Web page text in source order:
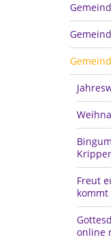
Freut
kommt
online